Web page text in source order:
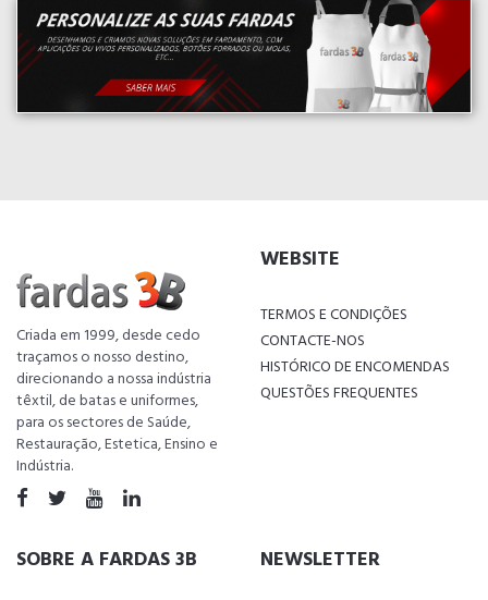
Criada em 1999, desde cedo
traçamos o nosso destino,
direcionando a nossa indústria
têxtil, de batas e uniformes,
para os sectores de Saúde,
Restauração, Estetica, Ensino e
Indústria.
WEBSITE
TERMOS E CONDIÇÕES
CONTACTE-NOS
HISTÓRICO DE ENCOMENDAS
QUESTÕES FREQUENTES
SOBRE A FARDAS 3B NEWSLETTER